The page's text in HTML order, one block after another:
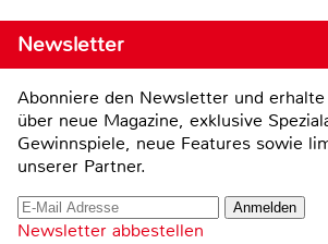
Newsletter
Abonniere den Newsletter und
über neue Magazine, exklusive
Gewinnspiele, neue Features sowie
unserer Partner.
Newsletter abbestellen